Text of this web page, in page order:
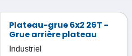
Plateau-grue 6x2 26T -
Grue arrière plateau
Industriel